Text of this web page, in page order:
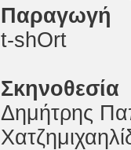
Παραγωγή
t-shOrt
Σκηνοθεσία
Δημήτρης